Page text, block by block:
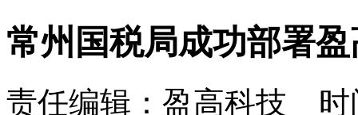
常州国税局成功部署
责任编辑：盈高科技 时